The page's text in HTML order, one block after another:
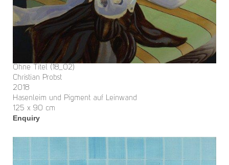
Ohne Titel (18_02)
Christian Probst
2018
Hasenleim und Pigment auf Leinwand
125 x 90 cm
Enquiry